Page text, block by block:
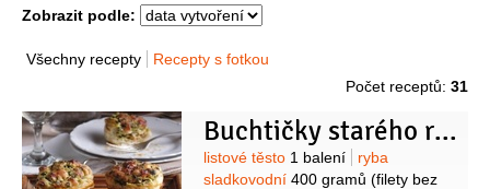
Zobrazit podle:
Všechny recepty
Recepty s fotkou
Počet receptů: 31
Buchtičky starého rybáře
Suroviny
listové těsto 1 balení
ryba
sladkovodní 400 gramů (filety bez